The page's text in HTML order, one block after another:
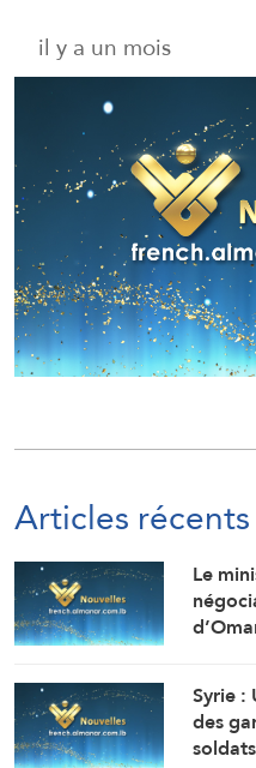
il y a un mois
Articles récents
Le
une
Syrie
des